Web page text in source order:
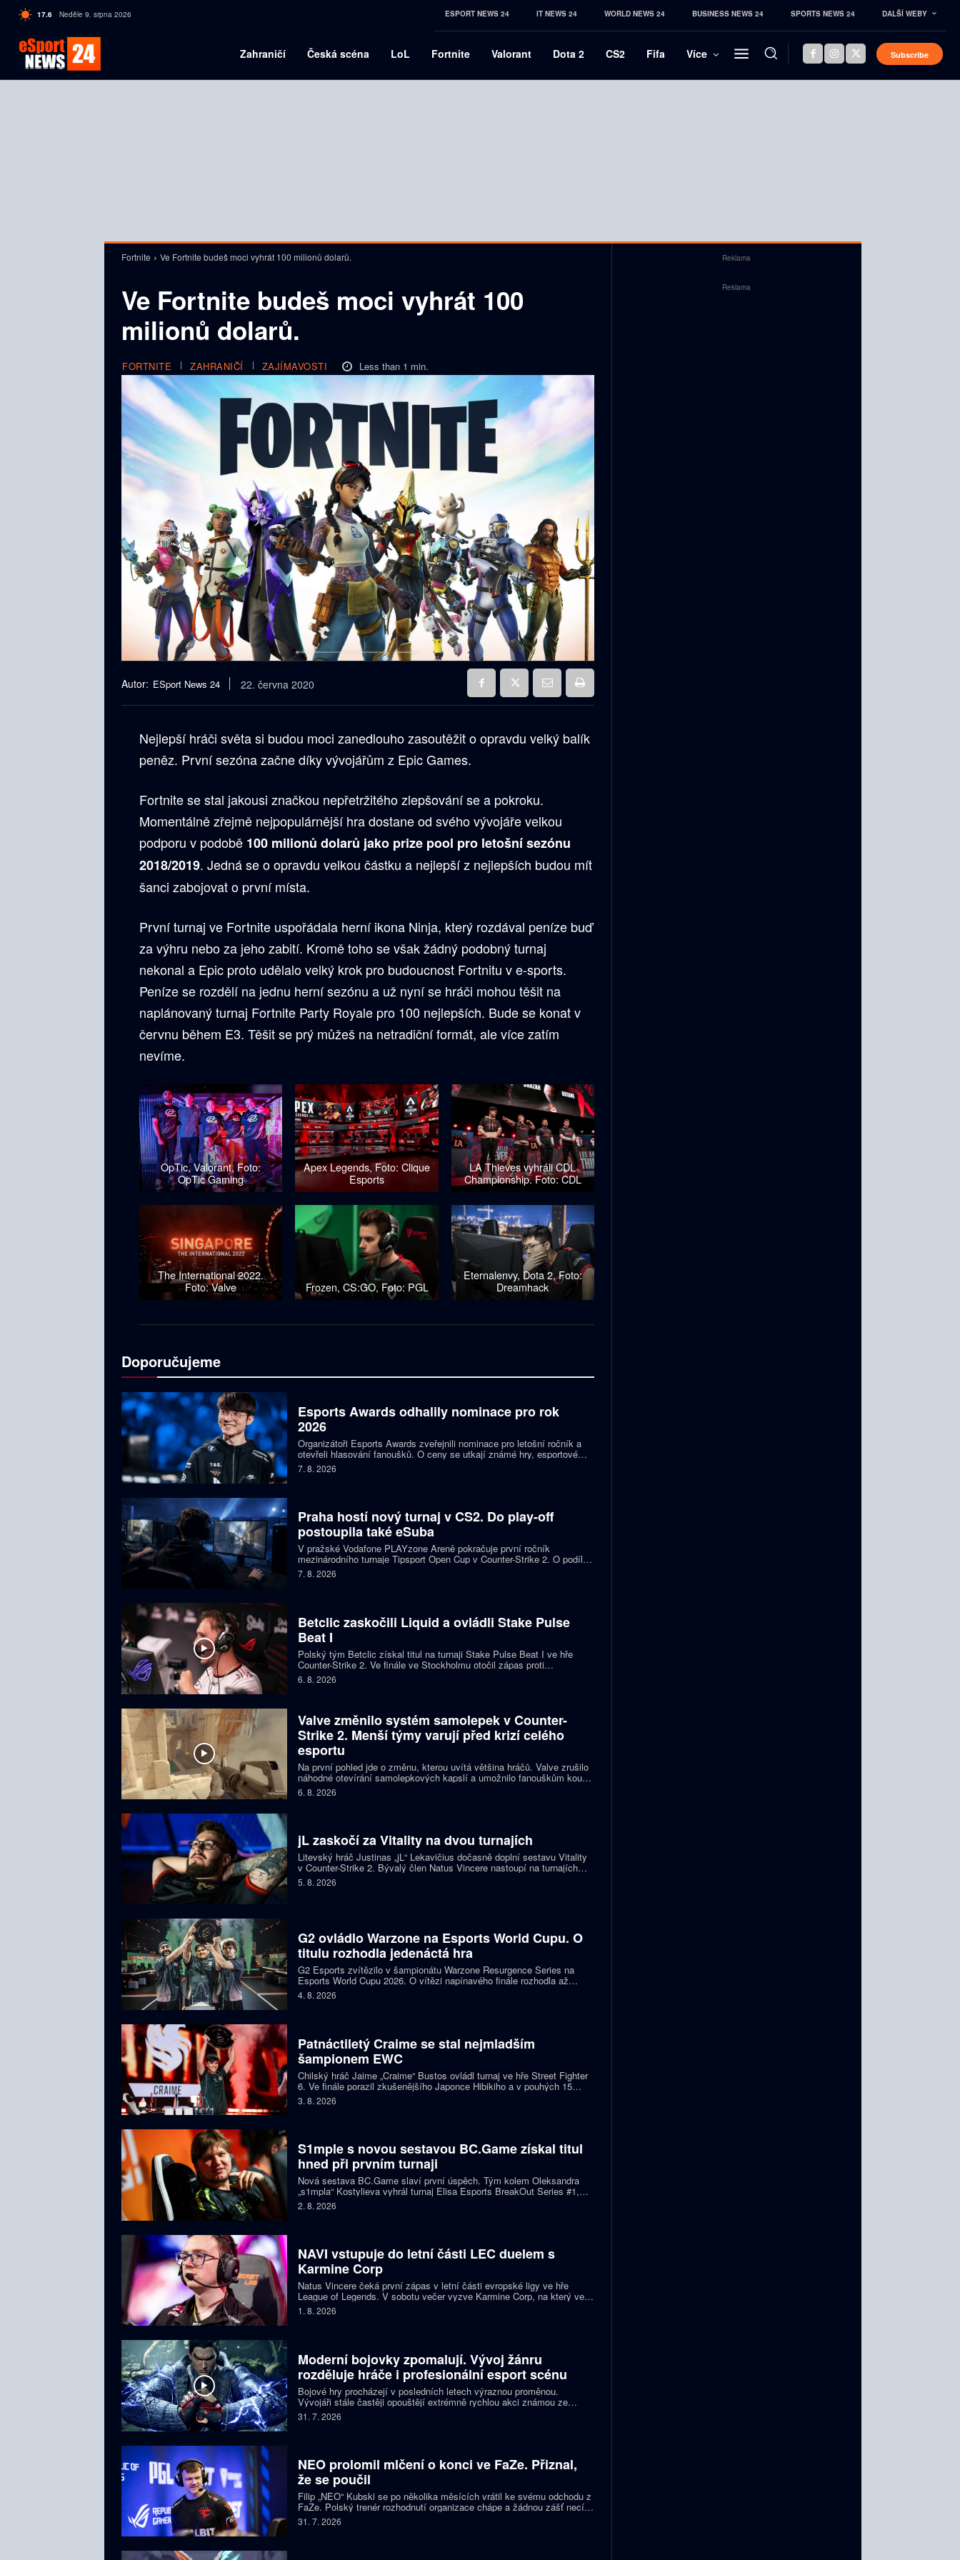
17.6 C Czech
Neděle 9. srpna 2026 ESPORT NEWS 24 IT NEWS 24 WORLD NEWS 24 BUSINESS NEWS 24 SPORTS NEWS 24 DALŠÍ WEBY
Zahraničí Česká scéna LoL Fortnite Valorant Dota 2 CS2 Fifa Více Subscribe
Fortnite Ve Fortnite budeš moci vyhrát 100 milionů dolarů.
Ve Fortnite budeš moci vyhrát 100
milionů dolarů.
FORTNITE ZAHRANIČÍ ZAJÍMAVOSTI Less than 1 min.
Autor: ESport News 24 22. června 2020
Nejlepší hráči světa si budou moci zanedlouho zasoutěžit o opravdu velký balík
peněz. První sezóna začne díky vývojářům z Epic Games.
Fortnite se stal jakousi značkou nepřetržitého zlepšování se a pokroku.
Momentálně zřejmě nejpopulárnější hra dostane od svého vývojáře velkou
podporu v podobě 100 milionů dolarů jako prize pool pro letošní sezónu
2018/2019. Jedná se o opravdu velkou částku a nejlepší z nejlepších budou mít
šanci zabojovat o první místa.
První turnaj ve Fortnite uspořádala herní ikona Ninja, který rozdával peníze buď
za výhru nebo za jeho zabití. Kromě toho se však žádný podobný turnaj
nekonal a Epic proto udělalo velký krok pro budoucnost Fortnitu v e-sports.
Peníze se rozdělí na jednu herní sezónu a už nyní se hráči mohou těšit na
naplánovaný turnaj Fortnite Party Royale pro 100 nejlepších. Bude se konat v
červnu během E3. Těšit se prý můžeš na netradiční formát, ale více zatím
nevíme.
OpTic, Valorant, Foto:
OpTic Gaming
Apex Legends, Foto: Clique
Esports
LA Thieves vyhráli CDL
Championship. Foto: CDL
The International 2022.
Foto: Valve
Frozen, CS:GO, Foto: PGL
Eternalenvy, Dota 2, Foto:
Dreamhack
Doporučujeme
Esports Awards odhalily nominace pro rok
2026
Organizátoři Esports Awards zveřejnili nominace pro letošní ročník a
otevřeli hlasování fanoušků. O ceny se utkají známé hry, esportové
týmy, streameři i další osobnosti scény. Mezi nominovanými nechybějí
Faker, Jynxzi, Kai Cenat nebo IShowSpeed.
7. 8. 2026
Praha hostí nový turnaj v CS2. Do play-off
postoupila také eSuba
V pražské Vodafone PLAYzone Areně pokračuje první ročník
mezinárodního turnaje Tipsport Open Cup v Counter-Strike 2. O podíl z
prize poolu 11 tisíc eur a body do žebříčku VRS bojuje devět týmů.
Česká eSuba si už zajistila postup do play-off.
7. 8. 2026
Betclic zaskočili Liquid a ovládli Stake Pulse
Beat I
Polský tým Betclic získal titul na turnaji Stake Pulse Beat I ve hře
Counter-Strike 2. Ve finále ve Stockholmu otočil zápas proti
favorizovaným Liquid a zvítězil 2:1 na mapy.
6. 8. 2026
Valve změnilo systém samolepek v Counter-
Strike 2. Menší týmy varují před krizí celého
esportu
Na první pohled jde o změnu, kterou uvítá většina hráčů. Valve zrušilo
náhodné otevírání samolepkových kapslí a umožnilo fanouškům koupit
si přímo samolepku svého oblíbeného týmu nebo hráče. Podle řady
organizací ale nový systém dramaticky snižuje jejich příjmy a může
6. 8. 2026
jL zaskočí za Vitality na dvou turnajích
Litevský hráč Justinas „jL“ Lekavičius dočasně doplní sestavu Vitality
v Counter-Strike 2. Bývalý člen Natus Vincere nastoupí na turnajích
BLAST Open Porto a PGL Masters Bucharest.
5. 8. 2026
G2 ovládlo Warzone na Esports World Cupu. O
titulu rozhodla jedenáctá hra
G2 Esports zvítězilo v šampionátu Warzone Resurgence Series na
Esports World Cupu 2026. O vítězi napínavého finále rozhodla až
jedenáctá hra, do které vstupovalo s šancí na titul hned pět týmů.
4. 8. 2026
Patnáctiletý Craime se stal nejmladším
šampionem EWC
Chilský hráč Jaime „Craime“ Bustos ovládl turnaj ve hře Street Fighter
6. Ve finále porazil zkušenějšího Japonce Hibikiho a v pouhých 15
letech se stal nejmladším vítězem v historii Esports World Cupu.
3. 8. 2026
S1mple s novou sestavou BC.Game získal titul
hned při prvním turnaji
Nová sestava BC.Game slaví první úspěch. Tým kolem Oleksandra
„s1mpla“ Kostylieva vyhrál turnaj Elisa Esports BreakOut Series #1,
když ve finále porazil ENCE 2:0. Rozhodující mapa dospěla do
prodloužení, v němž ukrajinská hvězda předvedla klíčovou akci.
2. 8. 2026
NAVI vstupuje do letní části LEC duelem s
Karmine Corp
Natus Vincere čeká první zápas v letní části evropské ligy ve hře
League of Legends. V sobotu večer vyzve Karmine Corp, na který ve
čtyřech předchozích vzájemných sériích nestačil. Oba celky zároveň
bojují o jedno ze tří míst na letošním světovém šampionátu.
1. 8. 2026
Moderní bojovky zpomalují. Vývoj žánru
rozděluje hráče i profesionální esport scénu
Bojové hry procházejí v posledních letech výraznou proměnou.
Vývojáři stále častěji opouštějí extrémně rychlou akci známou ze
starších klasik a snaží se vytvářet přístupnější tituly pro širší publikum
i esportové diváky. Ne všichni hráči jsou ale z tohoto směru nadšení a
31. 7. 2026
NEO prolomil mlčení o konci ve FaZe. Přiznal,
že se poučil
Filip „NEO“ Kubski se po několika měsících vrátil ke svému odchodu z
FaZe. Polský trenér rozhodnutí organizace chápe a žádnou zášť necítí.
Zkušenost z prvního trenérského angažmá ho však přiměla změnit
pohled na vlastní práci.
31. 7. 2026
Reklama
Reklama